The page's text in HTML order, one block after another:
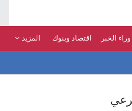
الخبر اقتصاد وبنوك المزيد